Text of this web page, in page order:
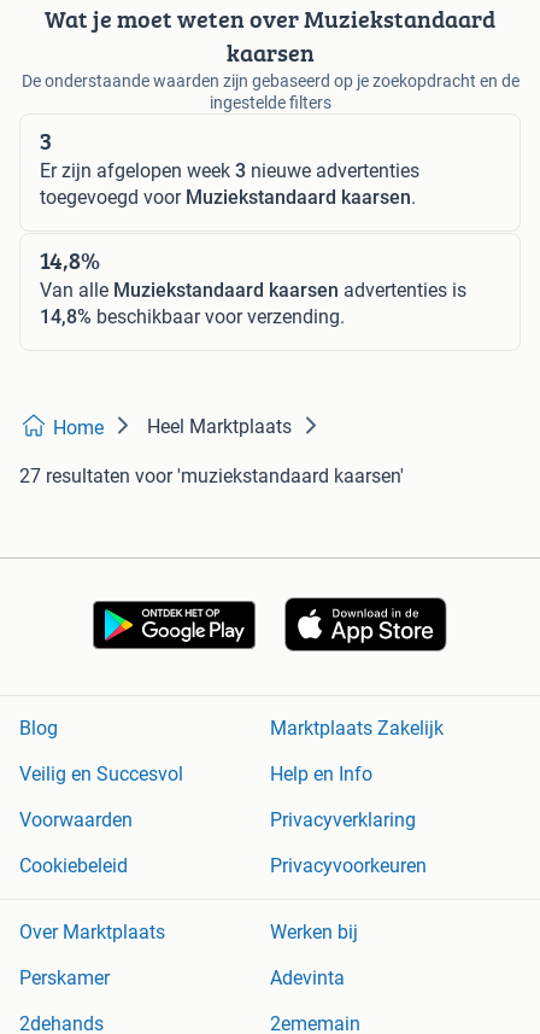
Wat je moet weten over Muziekstandaard
kaarsen
De onderstaande waarden zijn gebaseerd op je zoekopdracht en de
ingestelde filters
3
Er zijn afgelopen week 3 nieuwe advertenties
toegevoegd voor Muziekstandaard kaarsen.
14,8%
Van alle Muziekstandaard kaarsen advertenties is
14,8% beschikbaar voor verzending.
Home Heel Marktplaats
27 resultaten voor 'muziekstandaard kaarsen'
Blog
Marktplaats Zakelijk
Veilig en Succesvol
Help en Info
Voorwaarden
Privacyverklaring
Cookiebeleid
Privacyvoorkeuren
Over Marktplaats
Werken bij
Perskamer
Adevinta
2dehands
2ememain